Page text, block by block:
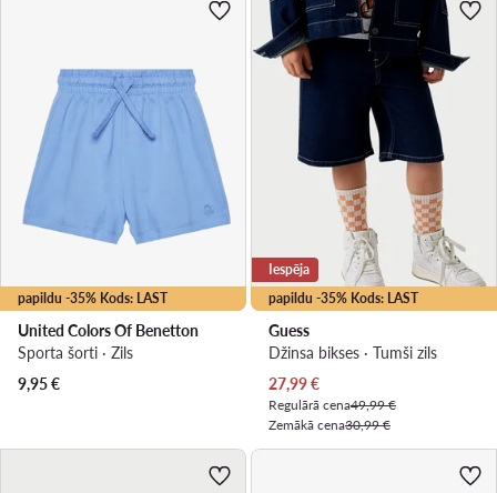
papildu -35% Kods: LAST
United Colors Of Benetton
Sporta šorti · Zils
9,95€
papildu -35% Kods: LAST
Iespēja
Guess
Džinsa bikses · Tumši zils
Pašreizējā cena
27,99€
Regulārā cena49,99 €
Zemākā cena30,99 €